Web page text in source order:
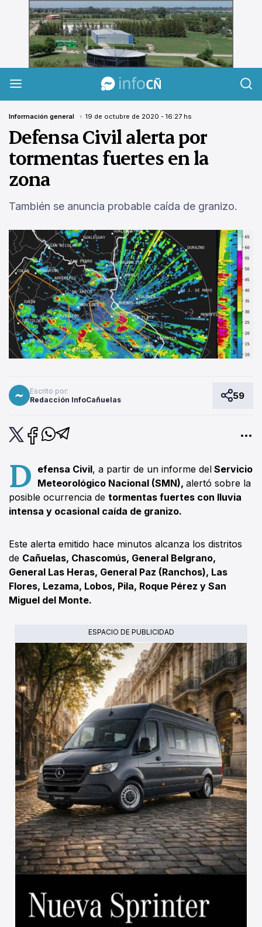
InfoCañuelas
Información general 19 de octubre de 2020 - 16:27 hs
Defensa Civil alerta por
tormentas fuertes en la
zona
También se anuncia probable caída de granizo.
Escrito por:
Redacción InfoCañuelas
59
D efensa Civil, a partir de un informe del Servicio
Meteorológico Nacional (SMN),alertó sobre la
posible ocurrencia de tormentas fuertes con lluvia
intensa y ocasional caída de granizo.
Este alerta emitido hace minutos alcanza los distritos
de Cañuelas, Chascomús, General Belgrano,
General Las Heras, General Paz (Ranchos), Las
Flores, Lezama, Lobos, Pila, Roque Pérez y San
Miguel del Monte.
ESPACIO DE PUBLICIDAD